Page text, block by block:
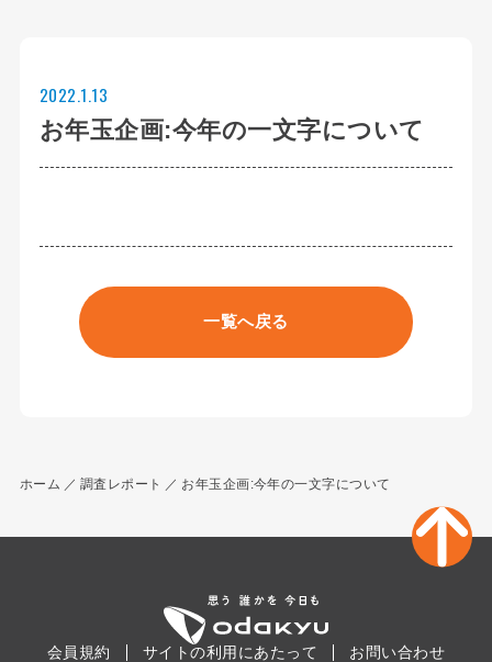
お年玉企画:今年の一文字について
2022.1.13
一覧へ戻る
ホーム 調査レポート お年玉企画:今年の一文字について
会員規約 サイトの利用にあたって お問い合わせ